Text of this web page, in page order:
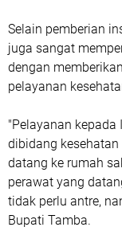
Selain pemberian
juga sangat
dengan
pelayanan
"Pelayanan
dibidang
datang ke rumah
perawat yang
tidak perlu antre,
Bupati Tamba.